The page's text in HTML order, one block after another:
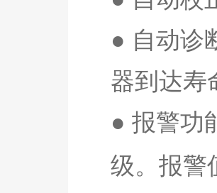
● 自动诊
器到达寿
● 报警功
级。报警